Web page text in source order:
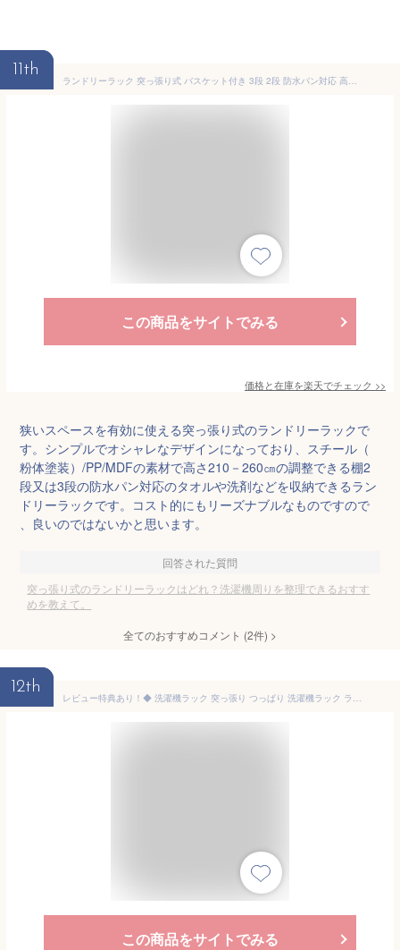
11th
ランドリーラック 突っ張り式 バスケット付き 3段 2段 防水パン対応 高さ調整 簡単設置 幅60cm スリム おしゃれ つっぱり式 突っ張り棒 かご付き 頑丈 賃貸 縦型洗濯機 ドラム式洗濯機 洗濯機ラック 洗濯機収納ラック 洗濯機上ラック 洗濯機上収納棚
この商品をサイトでみる
価格と在庫を楽天でチェック >>
狭いスペースを有効に使える突っ張り式のランドリーラックで
す。シンプルでオシャレなデザインになっており、スチール（
粉体塗装）/PP/MDFの素材で高さ210－260㎝の調整できる棚2
段又は3段の防水パン対応のタオルや洗剤などを収納できるラン
ドリーラックです。コスト的にもリーズナブルなものですので
、良いのではないかと思います。
回答された質問
突っ張り式のランドリーラックはどれ？洗濯機周りを整理できるおすす
めを教えて。
全てのおすすめコメント (2件) >
12th
レビュー特典あり！◆ 洗濯機ラック 突っ張り つっぱり 洗濯機ラック ランドリーラック 収納 おしゃれ 洗濯機 ラック 洗濯機棚 調節 伸縮 洗面所 壁面収納 段差対応 隙間 スリム 脱衣所 ドラム式・縦型対応 4段 新生活 一人暮らし 簡単 突っ張り棒 洗濯機
この商品をサイトでみる